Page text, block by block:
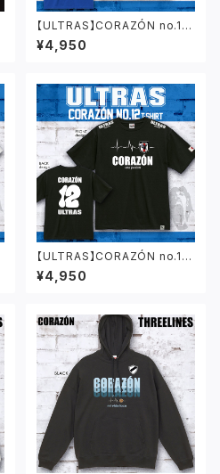
【ULTRAS】CORAZÓN no.12
Tシャツ ブルー
¥4,950
【ULTRAS】CORAZÓN no.12
Tシャツ ブラック
¥4,950